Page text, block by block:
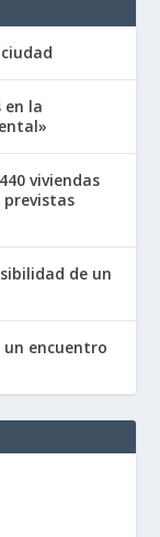
en la
viviendas
previstas
de un
encuentro